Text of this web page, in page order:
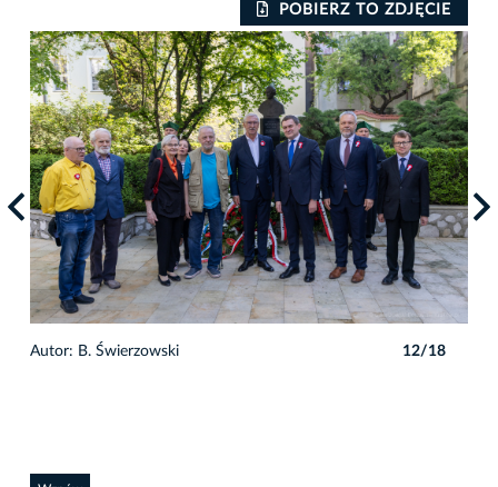
POBIERZ TO ZDJĘCIE
Autor: B. Świerzowski 12/18